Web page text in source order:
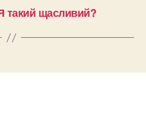
такий щасливий?